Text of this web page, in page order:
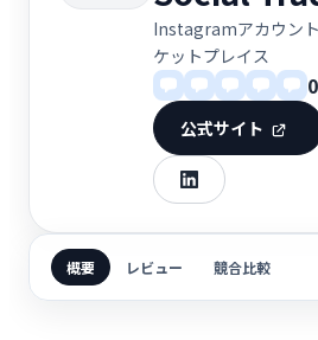
Instagramアカウン
ケットプレイス
公式サイト
概要 レビュー 競合比較